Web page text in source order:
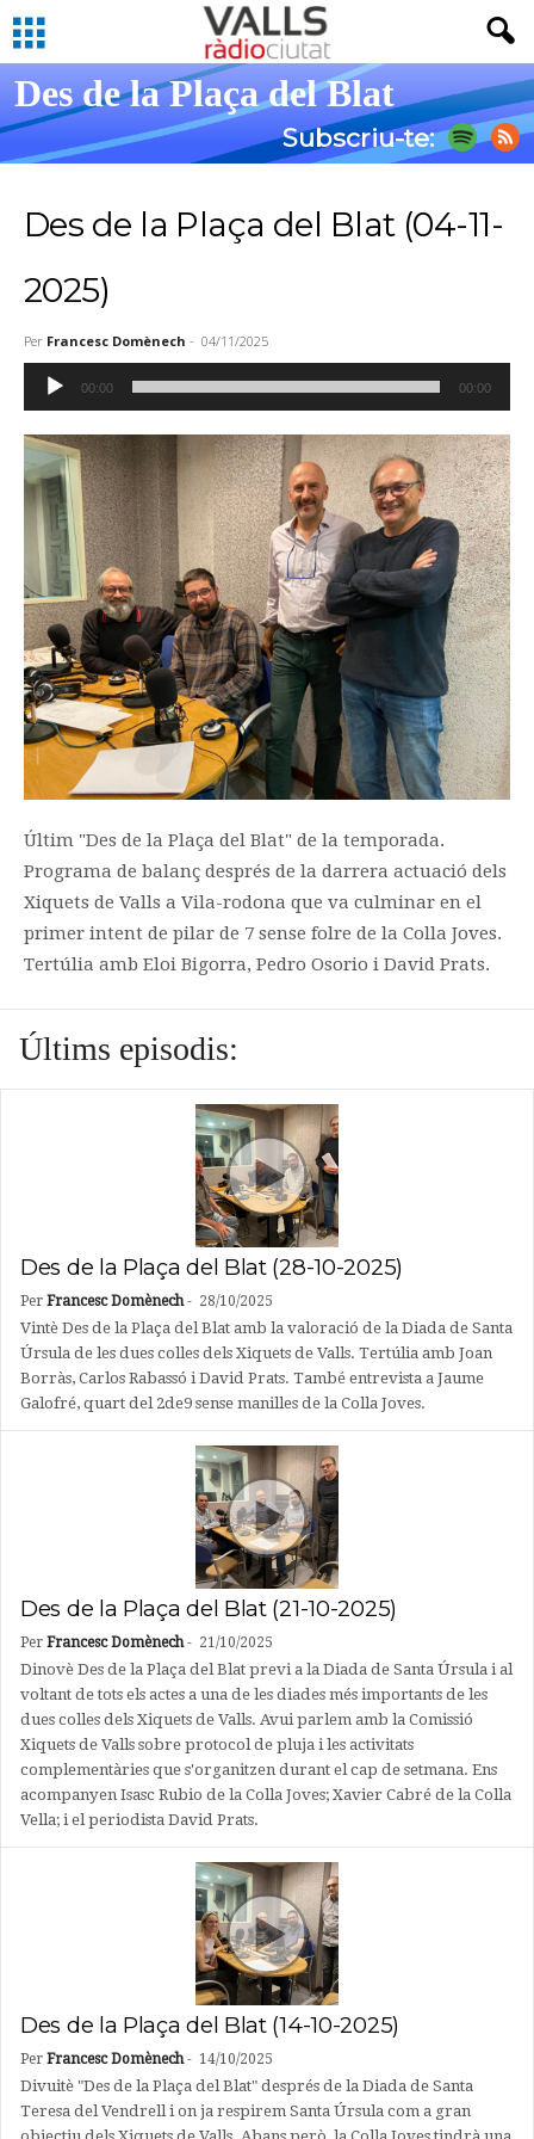
Des de la Plaça del Blat
Subscriu-te:
Des de la Plaça del Blat (04-11-
2025)
Per Francesc Domènech - 04/11/2025
Reproductor
d'àudio
00:00 00:00
Últim "Des de la Plaça del Blat" de la temporada.
Programa de balanç després de la darrera actuació dels
Xiquets de Valls a Vila-rodona que va culminar en el
primer intent de pilar de 7 sense folre de la Colla Joves.
Tertúlia amb Eloi Bigorra, Pedro Osorio i David Prats.
Últims episodis:
Des de la Plaça del Blat (28-10-2025)
Per Francesc Domènech- 28/10/2025
Vintè Des de la Plaça del Blat amb la valoració de la Diada de Santa
Úrsula de les dues colles dels Xiquets de Valls. Tertúlia amb Joan
Borràs, Carlos Rabassó i David Prats. També entrevista a Jaume
Galofré, quart del 2de9 sense manilles de la Colla Joves.
Des de la Plaça del Blat (21-10-2025)
Per Francesc Domènech- 21/10/2025
Dinovè Des de la Plaça del Blat previ a la Diada de Santa Úrsula i al
voltant de tots els actes a una de les diades més importants de les
dues colles dels Xiquets de Valls. Avui parlem amb la Comissió
Xiquets de Valls sobre protocol de pluja i les activitats
complementàries que s'organitzen durant el cap de setmana. Ens
acompanyen Isasc Rubio de la Colla Joves; Xavier Cabré de la Colla
Vella; i el periodista David Prats.
Des de la Plaça del Blat (14-10-2025)
Per Francesc Domènech- 14/10/2025
Divuitè "Des de la Plaça del Blat" després de la Diada de Santa
Teresa del Vendrell i on ja respirem Santa Úrsula com a gran